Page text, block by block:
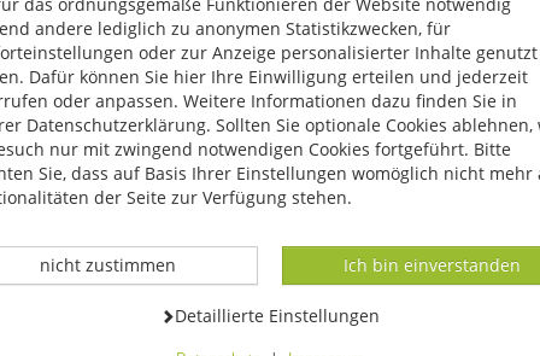
15,5 x 10,9 cm, Penguin Random House.
Str. 28, D 81673 München,
andere lediglich zu anonymen Statistikzwecken, für
oder zur Anzeige personalisierter Inhalte genutzt
Dafür können Sie hier Ihre Einwilligung erteilen und jederzeit
oder anpassen. Weitere Informationen dazu finden Sie in
Datenschutzerklärung. Sollten Sie optionale Cookies ablehnen,
nur mit zwingend notwendigen Cookies fortgeführt. Bitte
Sie, dass auf Basis Ihrer Einstellungen womöglich nicht mehr
der Seite zur Verfügung stehen.
Datenverarbeitung -
Ich bin einverstanden
Datenverarbeitung -
nicht zustimmen
Datenverarbeitung -
Detaillierte Einstellungen